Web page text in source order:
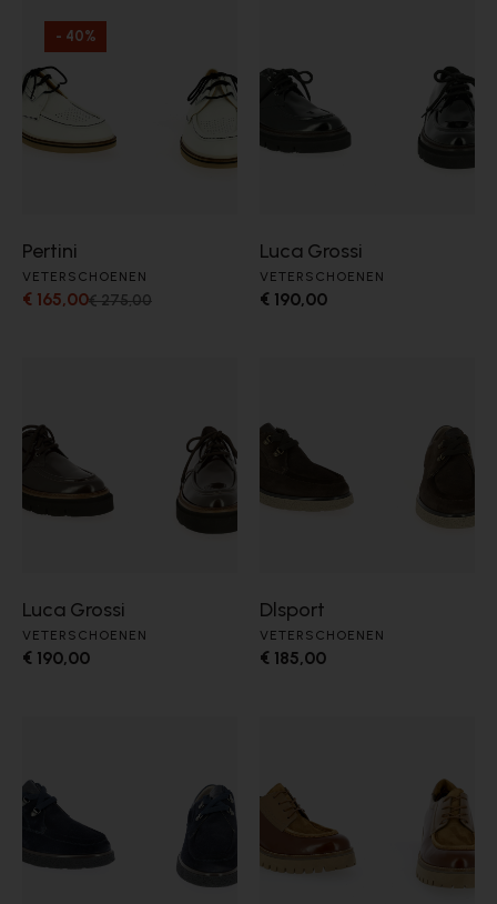
- 40%
Pertini
VETERSCHOENEN
€ 165,00€ 275,00
Luca Grossi
VETERSCHOENEN
€ 190,00
Luca Grossi
VETERSCHOENEN
€ 190,00
Dlsport
VETERSCHOENEN
€ 185,00